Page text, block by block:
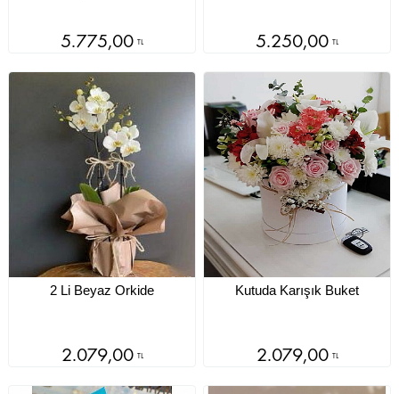
5.775,00 TL 5.250,00 TL
2 Li Beyaz Orkide
2.079,00 TL
Kutuda Karışık Buket
2.079,00 TL